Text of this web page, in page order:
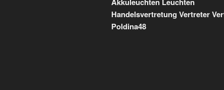
Handelsvertretung Vertreter
Poldina48